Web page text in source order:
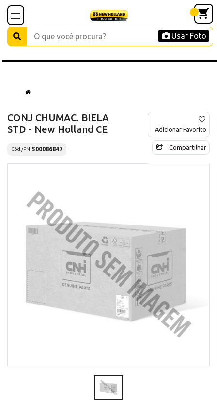
Usar Foto
CONJ CHUMAC. BIELA
STD - New Holland CE
Cód./PN 500086847
Adicionar Favorito
Compartilhar